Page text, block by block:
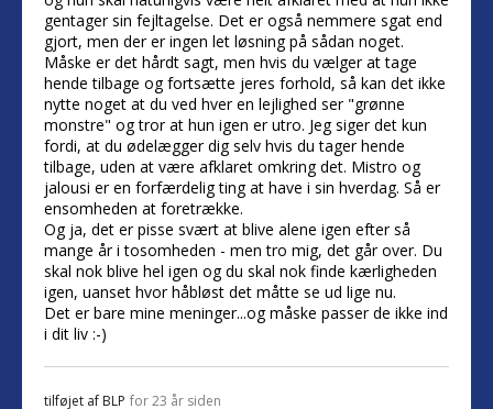
gentager sin fejltagelse. Det er også nemmere sgat end
gjort, men der er ingen let løsning på sådan noget.
Måske er det hårdt sagt, men hvis du vælger at tage
hende tilbage og fortsætte jeres forhold, så kan det ikke
nytte noget at du ved hver en lejlighed ser "grønne
monstre" og tror at hun igen er utro. Jeg siger det kun
fordi, at du ødelægger dig selv hvis du tager hende
tilbage, uden at være afklaret omkring det. Mistro og
jalousi er en forfærdelig ting at have i sin hverdag. Så er
ensomheden at foretrække.
Og ja, det er pisse svært at blive alene igen efter så
mange år i tosomheden - men tro mig, det går over. Du
skal nok blive hel igen og du skal nok finde kærligheden
igen, uanset hvor håbløst det måtte se ud lige nu.
Det er bare mine meninger...og måske passer de ikke ind
i dit liv :-)
tilføjet af BLP for 23 år siden